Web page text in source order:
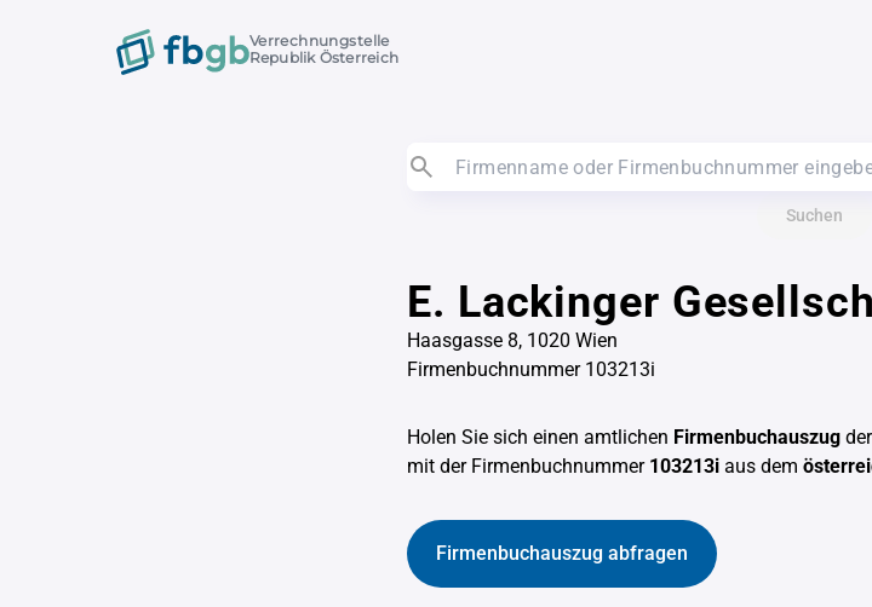
Verrechnungstelle
Republik Österreich
Suchen
E. Lackinger
Haasgasse 8, 1020 Wien
Firmenbuchnummer 103213i
Holen Sie sich einen amtlichen Firmenbuchauszug
mit der Firmenbuchnummer 103213i aus dem
Firmenbuchauszug abfragen